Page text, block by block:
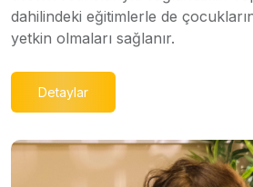
dahilindeki eğitimlerle de
yetkin olmaları sağlanır.
Detaylar